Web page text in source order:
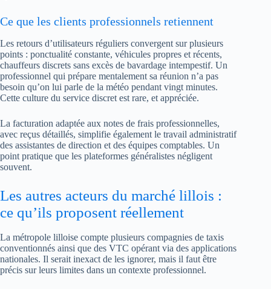
Ce que les clients professionnels retiennent
Les retours d’utilisateurs réguliers convergent sur plusieurs
points : ponctualité constante, véhicules propres et récents,
chauffeurs discrets sans excès de bavardage intempestif. Un
professionnel qui prépare mentalement sa réunion n’a pas
besoin qu’on lui parle de la météo pendant vingt minutes.
Cette culture du service discret est rare, et appréciée.
La facturation adaptée aux notes de frais professionnelles,
avec reçus détaillés, simplifie également le travail administratif
des assistantes de direction et des équipes comptables. Un
point pratique que les plateformes généralistes négligent
souvent.
Les autres acteurs du marché lillois :
ce qu’ils proposent réellement
La métropole lilloise compte plusieurs compagnies de taxis
conventionnés ainsi que des VTC opérant via des applications
nationales. Il serait inexact de les ignorer, mais il faut être
précis sur leurs limites dans un contexte professionnel.